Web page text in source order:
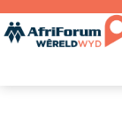
Skip
to